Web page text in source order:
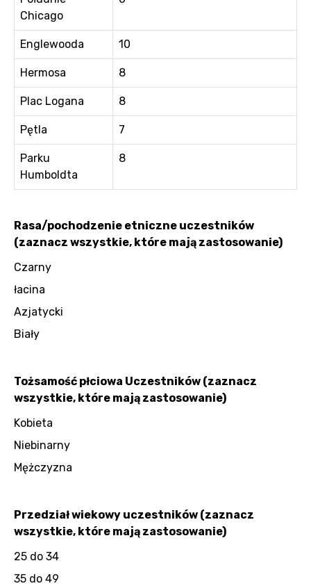
Chicago
Englewooda 10
Hermosa 8
Plac Logana 8
Pętla 7
Parku
Humboldta
8
Rasa/pochodzenie etniczne uczestników
(zaznacz wszystkie, które mają zastosowanie)
Czarny
łacina
Azjatycki
Biały
Tożsamość płciowa Uczestników (zaznacz
wszystkie, które mają zastosowanie)
Kobieta
Niebinarny
Mężczyzna
Przedział wiekowy uczestników (zaznacz
wszystkie, które mają zastosowanie)
25 do 34
35 do 49